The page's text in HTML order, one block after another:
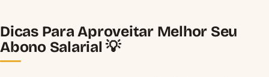
Dicas Para Aproveitar Melhor Seu
Abono Salarial 💡